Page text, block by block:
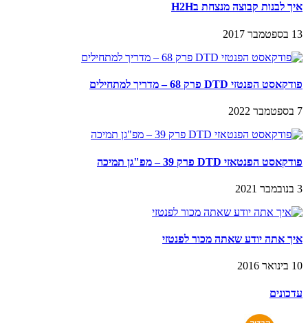
איך לבנות קבוצה מנצחת בH2H
13 בספטמבר 2017
פודקאסט הפנטזי DTD פרק 68 – מדריך למתחילים
7 בספטמבר 2022
פודקאסט הפנטאזי DTD פרק 39 – מפ"גן תמיכה
3 בנובמבר 2021
איך אתה יודע שאתה מכור לפנטזי
10 בינואר 2016
עדכונים